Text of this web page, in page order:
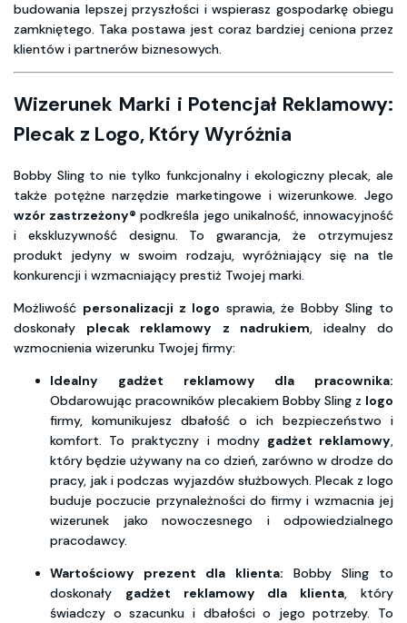
budowania lepszej przyszłości i wspierasz gospodarkę obiegu
zamkniętego. Taka postawa jest coraz bardziej ceniona przez
klientów i partnerów biznesowych.
Wizerunek Marki i Potencjał Reklamowy:
Plecak z Logo, Który Wyróżnia
Bobby Sling to nie tylko funkcjonalny i ekologiczny plecak, ale
także potężne narzędzie marketingowe i wizerunkowe. Jego
wzór zastrzeżony® podkreśla jego unikalność, innowacyjność
i ekskluzywność designu. To gwarancja, że otrzymujesz
produkt jedyny w swoim rodzaju, wyróżniający się na tle
konkurencji i wzmacniający prestiż Twojej marki.
Możliwość personalizacji z logo sprawia, że Bobby Sling to
doskonały plecak reklamowy z nadrukiem, idealny do
wzmocnienia wizerunku Twojej firmy:
Idealny gadżet reklamowy dla pracownika:
Obdarowując pracowników plecakiem Bobby Sling z logo
firmy, komunikujesz dbałość o ich bezpieczeństwo i
komfort. To praktyczny i modny gadżet reklamowy,
który będzie używany na co dzień, zarówno w drodze do
pracy, jak i podczas wyjazdów służbowych. Plecak z logo
buduje poczucie przynależności do firmy i wzmacnia jej
wizerunek jako nowoczesnego i odpowiedzialnego
pracodawcy.
Wartościowy prezent dla klienta: Bobby Sling to
doskonały gadżet reklamowy dla klienta, który
świadczy o szacunku i dbałości o jego potrzeby. To